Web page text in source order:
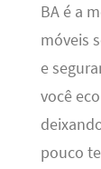
BA é a
móveis
e
você
pouco